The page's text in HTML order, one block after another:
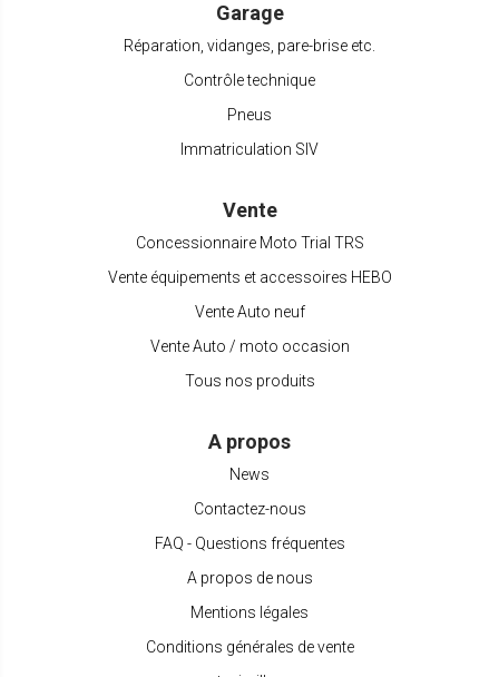
Garage
Réparation, vidanges, pare-brise etc.
Contrôle technique
Pneus
Immatriculation SIV
Vente
Concessionnaire Moto Trial TRS
Vente équipements et accessoires HEBO
Vente Auto neuf
Vente Auto / moto occasion
Tous nos produits
A propos
News
Contactez-nous
FAQ - Questions fréquentes
A propos de nous
Mentions légales
Conditions générales de vente